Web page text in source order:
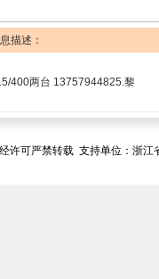
描述：
400两台 13757944825.黎
许可严禁转载 支持单位：浙